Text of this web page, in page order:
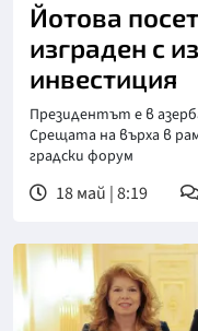
Йотова
изграден с
инвестиция
Президентът е в
Срещата на върха в
градски форум
18 май | 8:19